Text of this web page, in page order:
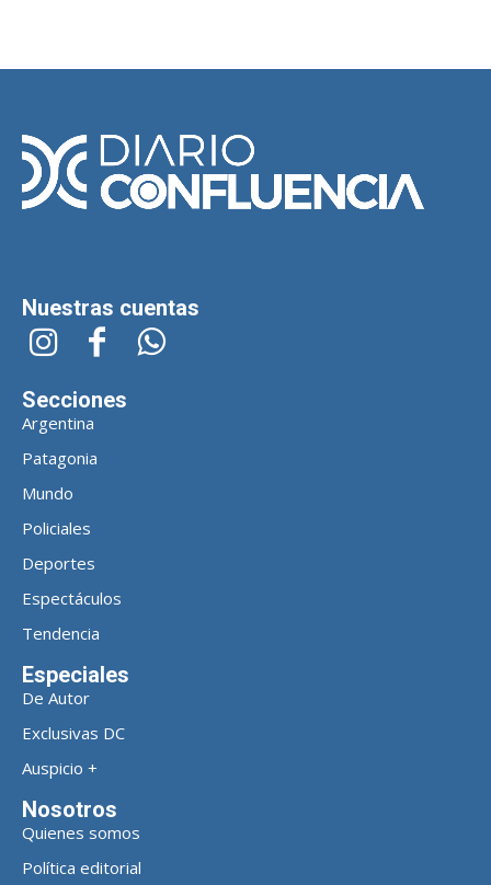
Nuestras cuentas
Secciones
Argentina
Patagonia
Mundo
Policiales
Deportes
Espectáculos
Tendencia
Especiales
De Autor
Exclusivas DC
Auspicio +
Nosotros
Quienes somos
Política editorial